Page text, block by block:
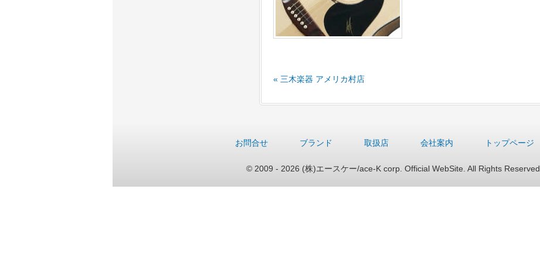
« 三木楽器 アメリカ村店
お問合せ ブランド 取扱店 会社案内 トップページ
© 2009 - 2026 (株)エースケー/ace-K corp. Official WebSite. All Rights Reserved.